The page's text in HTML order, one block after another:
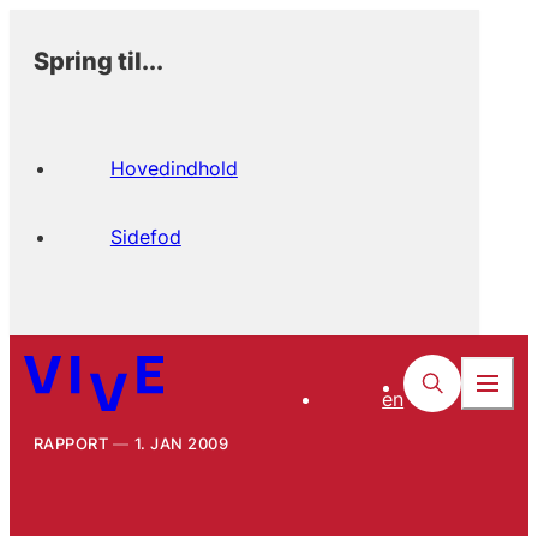
Spring til...
Hovedindhold
Sidefod
en
RAPPORT 1. JAN 2009